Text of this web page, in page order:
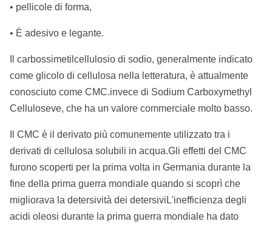
• pellicole di forma,
• È adesivo e legante.
Il carbossimetilcellulosio di sodio, generalmente indicato
come glicolo di cellulosa nella letteratura, è attualmente
conosciuto come CMC.invece di Sodium Carboxymethyl
Celluloseve, che ha un valore commerciale molto basso.
Il CMC è il derivato più comunemente utilizzato tra i
derivati di cellulosa solubili in acqua.Gli effetti del CMC
furono scoperti per la prima volta in Germania durante la
fine della prima guerra mondiale quando si scoprì che
migliorava la detersività dei detersiviL'inefficienza degli
acidi oleosi durante la prima guerra mondiale ha dato